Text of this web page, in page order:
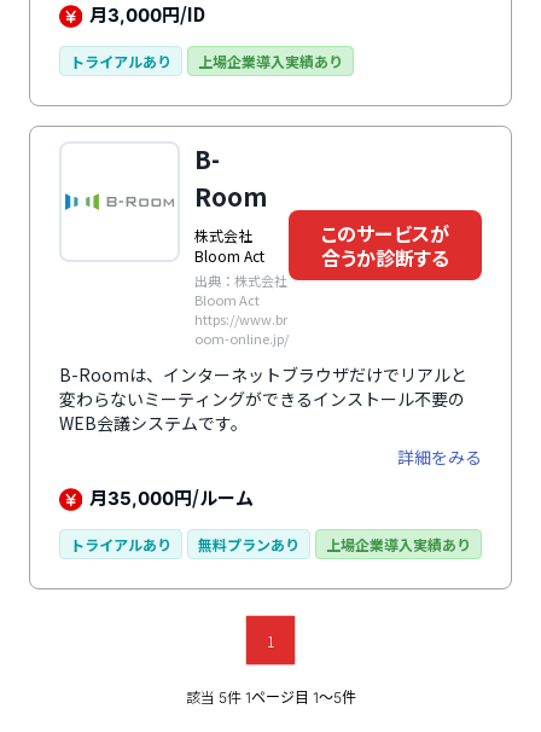
月3,000円/ID
トライアルあり 上場企業導入実績あり
B-
Room
株式会社
Bloom Act
出典：株式会社
Bloom Act
https://www.br
oom-online.jp/
このサービスが
合うか診断する
B-Roomは、インターネットブラウザだけでリアルと
変わらないミーティングができるインストール不要の
WEB会議システムです。
詳細をみる
月35,000円/ルーム
トライアルあり 無料プランあり 上場企業導入実績あり
1
該当 5件 1ページ目 1〜5件